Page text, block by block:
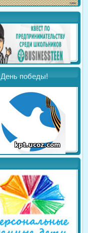
День победы!